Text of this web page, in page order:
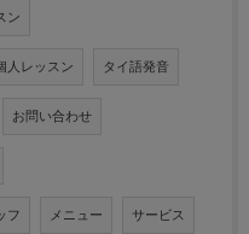
ン
人レッスン タイ語発音
お問い合わせ
フ メニュー サービス